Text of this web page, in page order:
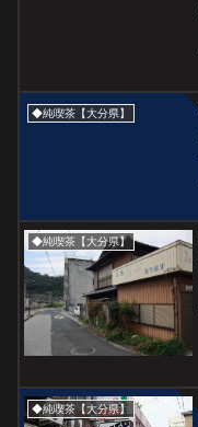
◆純喫茶【大分県】
◆純喫茶【大分県】
◆純喫茶【大分県】